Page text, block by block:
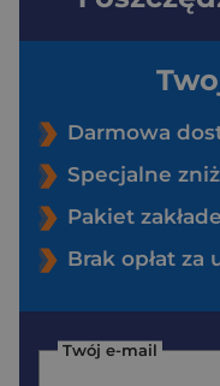
Darmowa
Specjalne
Pakiet
Brak opłat
Twój e-mail